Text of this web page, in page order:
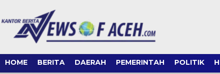
HOME BERITA DAERAH PEMERINTAH POLITIK